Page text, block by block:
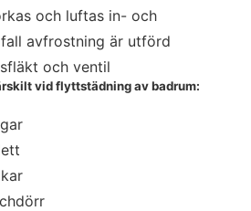
och luftas in- och
avfrostning är utförd
och ventil
vid flyttstädning av badrum: